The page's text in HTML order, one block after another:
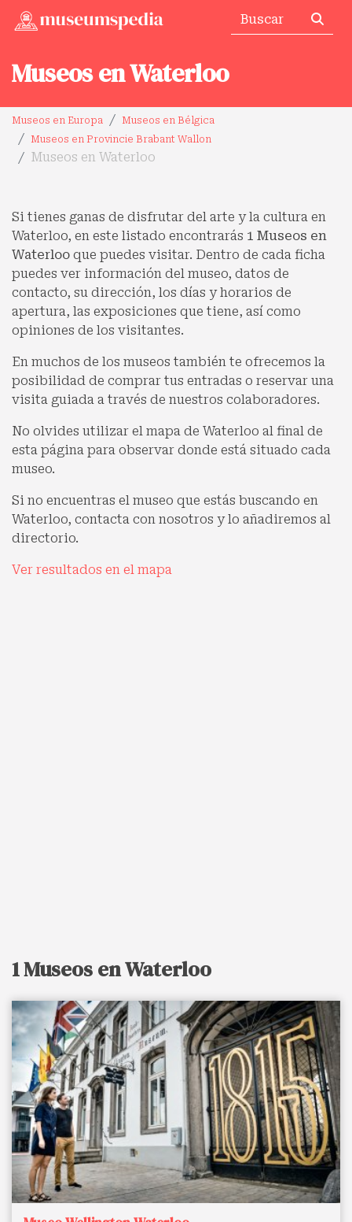
Museos en Waterloo
Museos en Europa
Museos en Bélgica
Museos en Provincie Brabant Wallon
Museos en Waterloo
Si tienes ganas de disfrutar del arte y la cultura en
Waterloo, en este listado encontrarás 1 Museos en
Waterloo que puedes visitar. Dentro de cada ficha
puedes ver información del museo, datos de
contacto, su dirección, los días y horarios de
apertura, las exposiciones que tiene, así como
opiniones de los visitantes.
En muchos de los museos también te ofrecemos la
posibilidad de comprar tus entradas o reservar una
visita guiada a través de nuestros colaboradores.
No olvides utilizar el mapa de Waterloo al final de
esta página para observar donde está situado cada
museo.
Si no encuentras el museo que estás buscando en
Waterloo, contacta con nosotros y lo añadiremos al
directorio.
Ver resultados en el mapa
1 Museos en Waterloo